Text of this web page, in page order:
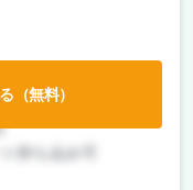
持ち込み可
（無料）